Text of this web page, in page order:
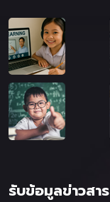
รับข้อมูลข่าวสาร